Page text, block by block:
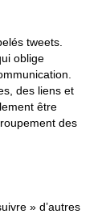
tweets.
oblige
des liens et
être
des
» d’autres